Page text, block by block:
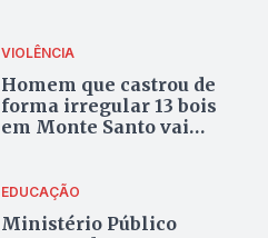
VIOLÊNCIA
Homem que castrou de
forma irregular 13 bois
em Monte Santo vai
EDUCAÇÃO
Ministério Público